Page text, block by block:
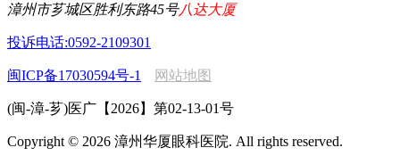
漳州市芗城区胜利东路45号八达大厦
投诉电话:0592-2109301
闽ICP备17030594号-1 网站地图
(闽-漳-芗)医广【2026】第02-13-01号
Copyright © 2026 漳州华厦眼科医院. All rights reserved.